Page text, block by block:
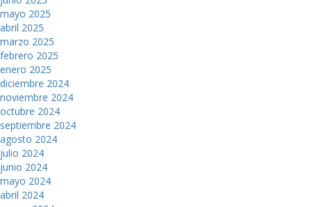
mayo 2025
abril 2025
marzo 2025
febrero 2025
enero 2025
diciembre 2024
noviembre 2024
octubre 2024
septiembre 2024
agosto 2024
julio 2024
junio 2024
mayo 2024
abril 2024